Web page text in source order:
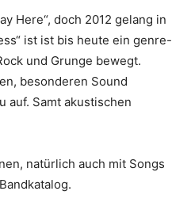
Here“, doch 2012 gelang in
ist ist bis heute ein genre-
und Grunge bewegt.
besonderen Sound
auf. Samt akustischen
natürlich auch mit Songs